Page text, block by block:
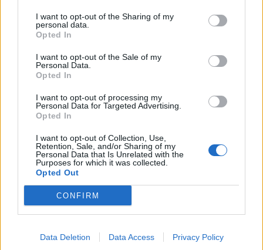
I want to opt-out of the Sharing of my
personal data.
Opted In
I want to opt-out of the Sale of my
Personal Data.
Opted In
I want to opt-out of processing my
Personal Data for Targeted Advertising.
Opted In
I want to opt-out of Collection, Use,
Retention, Sale, and/or Sharing of my
Personal Data that Is Unrelated with the
Purposes for which it was collected.
Opted Out
CONFIRM
Data Deletion Data Access Privacy Policy
Czy jesteś asertywny?
Psychotesty
Każdy ma region Polski, który pasuje do